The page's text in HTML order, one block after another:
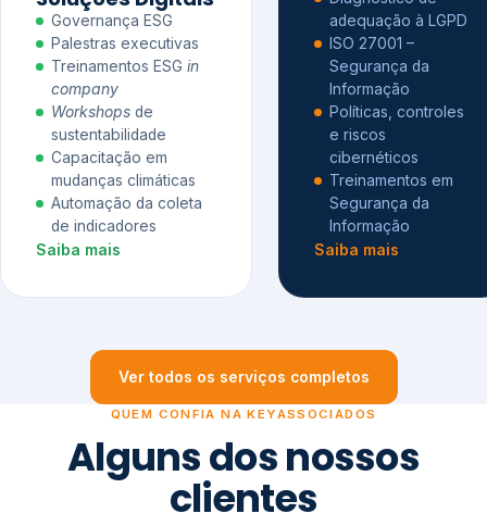
Governança ESG
Palestras executivas
Treinamentos ESG in
company
Workshops de
sustentabilidade
Capacitação em
mudanças climáticas
Automação da coleta
de indicadores
Saiba mais
adequação à LGPD
ISO 27001 –
Segurança da
Informação
Políticas, controles
e riscos
cibernéticos
Treinamentos em
Segurança da
Informação
Saiba mais
Ver todos os serviços completos
QUEM CONFIA NA KEYASSOCIADOS
Alguns dos nossos
clientes